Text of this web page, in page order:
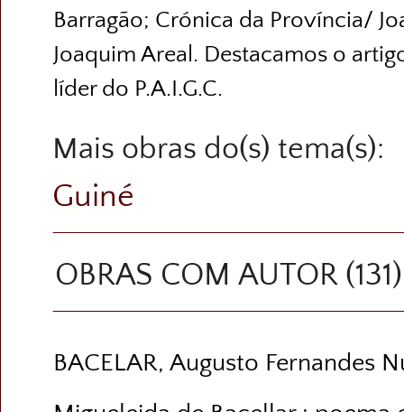
Barragão; Crónica da Província/
Joaquim Areal. Destacamos o
líder do P.A.I.G.C.
Mais obras do(s)
Guiné
OBRAS COM AUTOR (131)
BACELAR, Augusto Fernandes